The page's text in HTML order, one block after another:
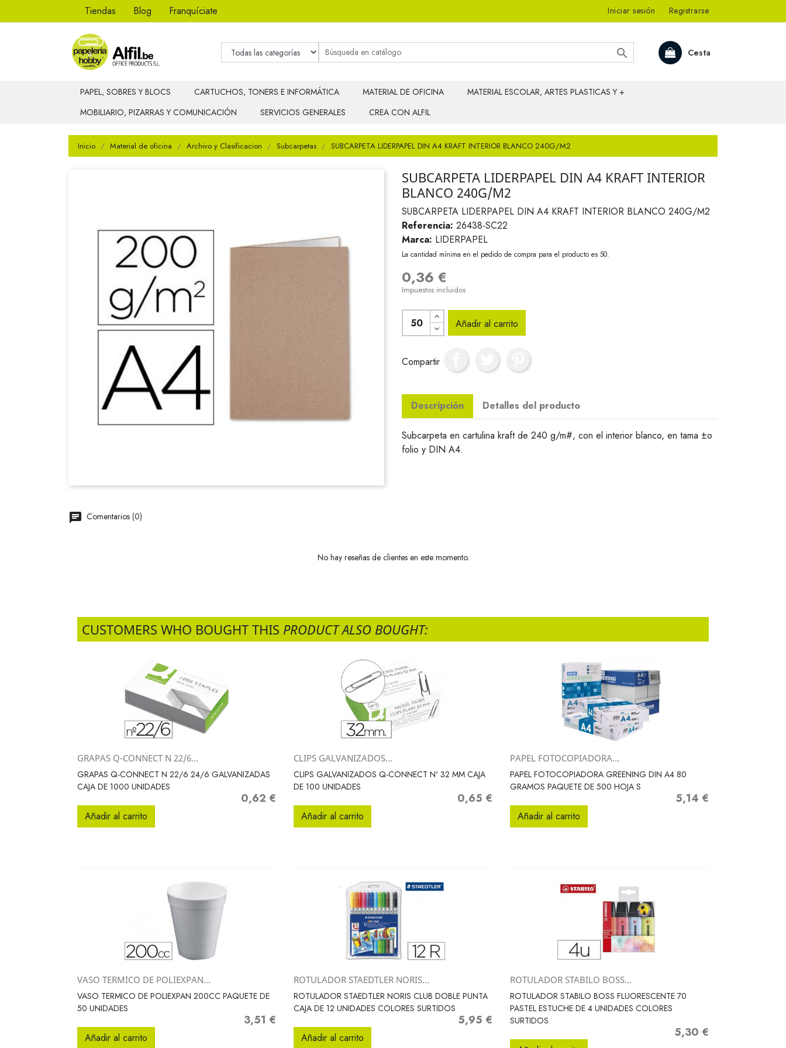
Tiendas Blog Franquíciate Iniciar sesión · Registrarse
Cesta

PAPEL, SOBRES Y BLOCS CARTUCHOS, TONERS E INFORMÁTICA MATERIAL DE OFICINA
MATERIAL ESCOLAR, ARTES PLASTICAS Y +
MOBILIARIO, PIZARRAS Y COMUNICACIÓN
SERVICIOS GENERALES CREA CON ALFIL
Inicio Material de oficina Archivo y Clasificacion Subcarpetas SUBCARPETA LIDERPAPEL DIN A4 KRAFT INTERIOR BLANCO 240G/M2
SUBCARPETA LIDERPAPEL DIN A4 KRAFT INTERIOR
BLANCO 240G/M2
SUBCARPETA LIDERPAPEL DIN A4 KRAFT INTERIOR BLANCO 240G/M2
Referencia: 26438-SC22
Marca: LIDERPAPEL
La cantidad mínima en el pedido de compra para el producto es 50.
0,36 €
Impuestos incluidos
Añadir al carrito
Compartir
Descripción Detalles del producto
Subcarpeta en cartulina kraft de 240 g/m#, con el interior blanco, en tama ±o
folio y DIN A4.
Comentarios (0)
No hay reseñas de clientes en este momento.
CUSTOMERS WHO BOUGHT THIS PRODUCT ALSO BOUGHT:
 Vista rápida
GRAPAS Q-CONNECT N 22/6...
GRAPAS Q-CONNECT N 22/6 24/6 GALVANIZADAS
CAJA DE 1000 UNIDADES
Precio
0,62 €
Añadir al carrito
 Vista rápida
CLIPS GALVANIZADOS...
CLIPS GALVANIZADOS Q-CONNECT Nº 32 MM CAJA
DE 100 UNIDADES
Precio
0,65 €
Añadir al carrito
Vista rápida
PAPEL FOTOCOPIADORA...
PAPEL FOTOCOPIADORA GREENING DIN A4 80
GRAMOS PAQUETE DE 500 HOJA S
Precio
5,14 €
Añadir al carrito
Vista rápida
VASO TERMICO DE POLIEXPAN...
VASO TERMICO DE POLIEXPAN 200CC PAQUETE DE
50 UNIDADES
Precio
3,51 €
Añadir al carrito
 Vista rápida
ROTULADOR STAEDTLER NORIS...
ROTULADOR STAEDTLER NORIS CLUB DOBLE PUNTA
CAJA DE 12 UNIDADES COLORES SURTIDOS
Precio
5,95 €
Añadir al carrito
 Vista rápida
ROTULADOR STABILO BOSS...
ROTULADOR STABILO BOSS FLUORESCENTE 70
PASTEL ESTUCHE DE 4 UNIDADES COLORES
SURTIDOS
Precio
5,30 €